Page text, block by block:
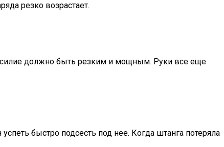
резко возрастает.
должно быть резким и мощным. Руки все еще
быстро подсесть под нее. Когда штанга потеряла